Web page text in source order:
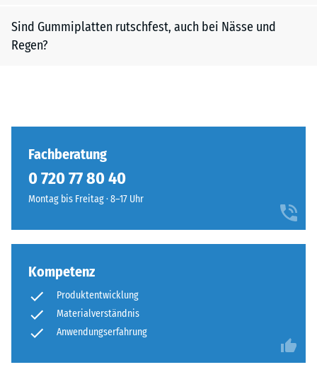
Sind Gummiplatten rutschfest, auch bei Nässe und
Regen?
Fachberatung
0 720 77 80 40
Montag bis Freitag · 8–17 Uhr
Kompetenz
Produktentwicklung
Materialverständnis
Anwendungserfahrung